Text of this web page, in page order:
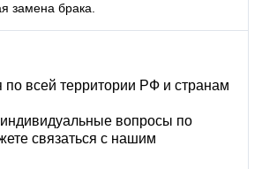
замена брака.
по всей территории РФ и странам
вопросы по
связаться с нашим